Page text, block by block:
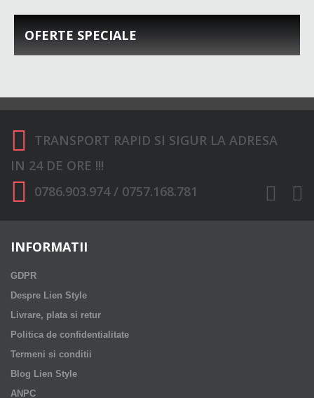
OFERTE SPECIALE
TRANSPORT RAPID SI SIGUR LA ADRESA
IN 24 DE ORE !!!
0786.903.974 / 0757.168.781
INFORMATII
GDPR
Despre Lien Style
Livrare, plata si retur
Politica de confidentialitate
Termeni si conditii
Blog Lien Style
ANPC